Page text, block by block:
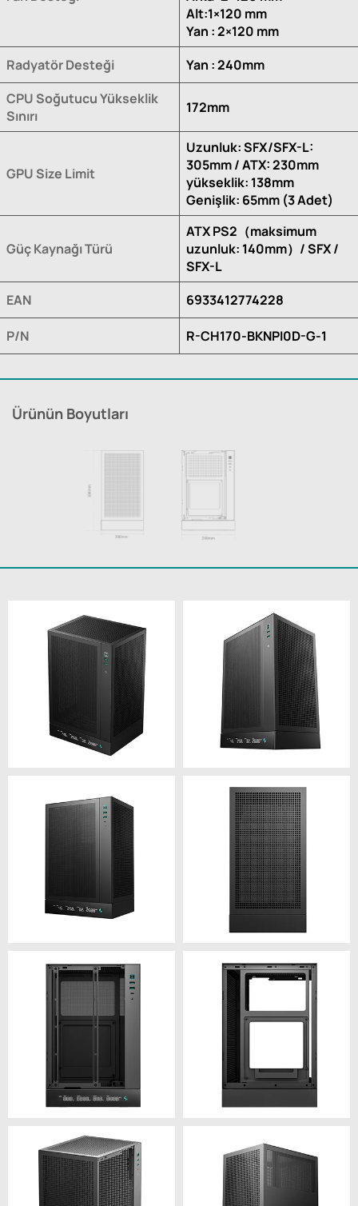
Alt:1×120 mm
Yan : 2×120 mm
Radyatör Desteği
Yan : 240mm
CPU Soğutucu Yükseklik
Sınırı
172mm
GPU Size Limit
Uzunluk: SFX/SFX-L:
305mm / ATX: 230mm
yükseklik: 138mm
Genişlik: 65mm (3 Adet)
Güç Kaynağı Türü
ATX PS2（maksimum
uzunluk: 140mm）/ SFX /
SFX-L
EAN
6933412774228
P/N R-CH170-BKNPI0D-G-1
Ürünün Boyutları